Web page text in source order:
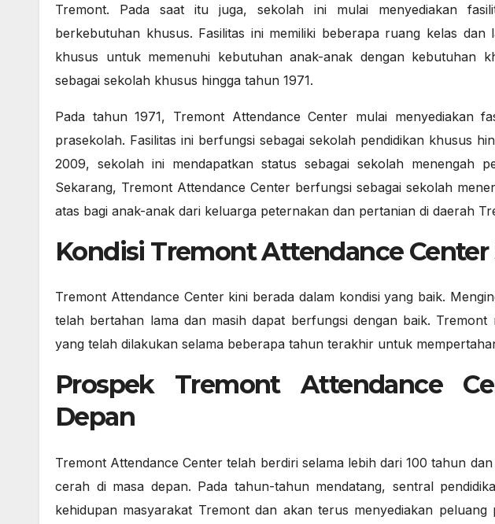
Tremont. Pada saat itu juga, sekolah ini mulai menyediakan
berkebutuhan khusus. Fasilitas ini memiliki beberapa ruang kelas dan
khusus untuk memenuhi kebutuhan anak-anak dengan kebutuhan
sebagai sekolah khusus hingga tahun 1971.
Pada tahun 1971, Tremont Attendance Center mulai menyediakan
prasekolah. Fasilitas ini berfungsi sebagai sekolah pendidikan khusus
2009, sekolah ini mendapatkan status sebagai sekolah menengah
Sekarang, Tremont Attendance Center berfungsi sebagai sekolah
atas bagi anak-anak dari keluarga peternakan dan pertanian di daerah
Kondisi Tremont Attendance Center
Tremont Attendance Center kini berada dalam kondisi yang baik.
telah bertahan lama dan masih dapat berfungsi dengan baik. Tremont
yang telah dilakukan selama beberapa tahun terakhir untuk
Prospek Tremont Attendance
Depan
Tremont Attendance Center telah berdiri selama lebih dari 100 tahun
cerah di masa depan. Pada tahun-tahun mendatang, sentral
kehidupan masyarakat Tremont dan akan terus menyediakan peluang